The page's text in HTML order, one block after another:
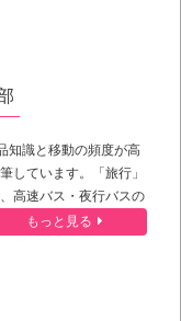
知識と移動の頻度が高
しています。「旅行」
高速バス・夜行バスの
もっと見る